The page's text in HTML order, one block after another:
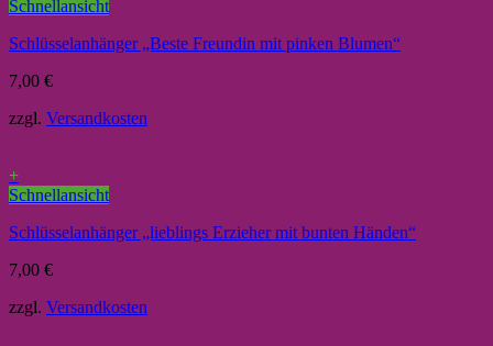
Schnellansicht
Schlüsselanhänger „Beste Freundin mit pinken Blumen“
7,00 €
zzgl. Versandkosten
+
Schnellansicht
Schlüsselanhänger „lieblings Erzieher mit bunten Händen“
7,00 €
zzgl. Versandkosten